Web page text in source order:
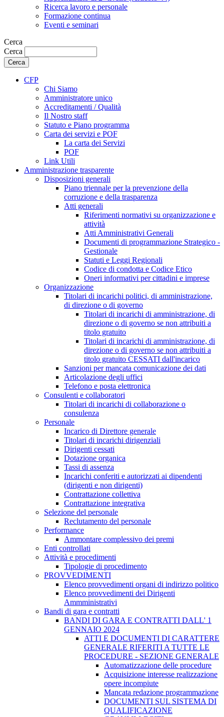
Ricerca lavoro e personale
Formazione continua
Eventi e seminari
Cerca
Cerca
CFP
Chi Siamo
Amministratore unico
Accreditamenti / Qualità
Il Nostro staff
Statuto e Piano programma
Carta dei servizi e POF
La carta dei Servizi
POF
Link Utili
Amministrazione trasparente
Disposizioni generali
Piano triennale per la prevenzione della
corruzione e della trasparenza
Atti generali
Riferimenti normativi su organizzazione e
attività
Atti Amministrativi Generali
Documenti di programmazione Strategico -
Gestionale
Statuti e Leggi Regionali
Codice di condotta e Codice Etico
Oneri informativi per cittadini e imprese
Organizzazione
Titolari di incarichi politici, di amministrazione,
di direzione o di governo
Titolari di incarichi di amministrazione, di
direzione o di governo se non attribuiti a
titolo gratuito
Titolari di incarichi di amministrazione, di
direzione o di governo se non attribuiti a
titolo gratuito CESSATI dall'incarico
Sanzioni per mancata comunicazione dei dati
Articolazione degli uffici
Telefono e posta elettronica
Consulenti e collaboratori
Titolari di incarichi di collaborazione o
consulenza
Personale
Incarico di Direttore generale
Titolari di incarichi dirigenziali
Dirigenti cessati
Dotazione organica
Tassi di assenza
Incarichi conferiti e autorizzati ai dipendenti
(dirigenti e non dirigenti)
Contrattazione collettiva
Contrattazione integrativa
Selezione del personale
Reclutamento del personale
Performance
Ammontare complessivo dei premi
Enti controllati
Attività e procedimenti
Tipologie di procedimento
PROVVEDIMENTI
Elenco provvedimenti organi di indirizzo politico
Elenco provvedimenti dei Dirigenti
Ammministrativi
Bandi di gara e contratti
BANDI DI GARA E CONTRATTI DALL' 1
GENNAIO 2024
ATTI E DOCUMENTI DI CARATTERE
GENERALE RIFERITI A TUTTE LE
PROCEDURE - SEZIONE GENERALE
Automatizzazione delle procedure
Acquisizione interesse realizzazione
opere incompiute
Mancata redazione programmazione
DOCUMENTI SUL SISTEMA DI
QUALIFICAZIONE